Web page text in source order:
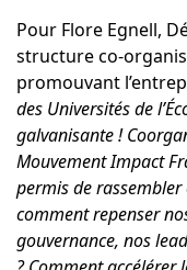
Pour Flore Egnell,
structure co-
promouvant
des Universités de
galvanisante !
Mouvement Impact
permis de
comment repenser
gouvernance, nos